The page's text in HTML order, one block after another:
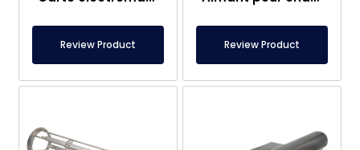
Review Product Review Product